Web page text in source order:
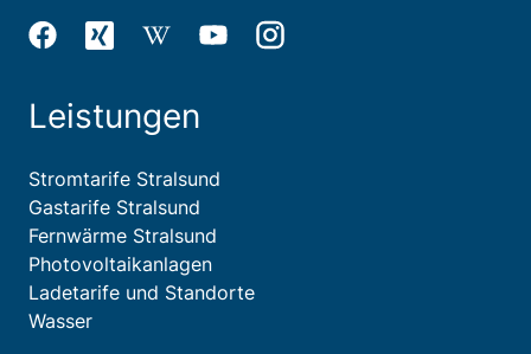
Leistungen
Stromtarife Stralsund
Gastarife Stralsund
Fernwärme Stralsund
Photovoltaikanlagen
Ladetarife und Standorte
Wasser